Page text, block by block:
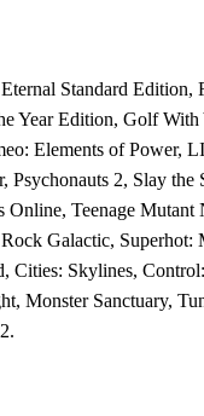
Standard Edition,
Year Edition, Golf With
Elements of Power,
2, Slay the
Online, Teenage Mutant
Galactic, Superhot:
Cities: Skylines,
Monster Sanctuary,